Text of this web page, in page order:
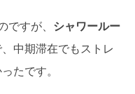
ですが、 シャワールー
中期滞在でもストレ
たです。